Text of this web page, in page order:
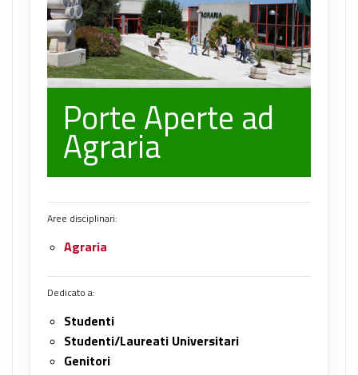
Porte Aperte ad
Agraria
Aree disciplinari:
Agraria
Dedicato a:
Studenti
Studenti/Laureati Universitari
Genitori